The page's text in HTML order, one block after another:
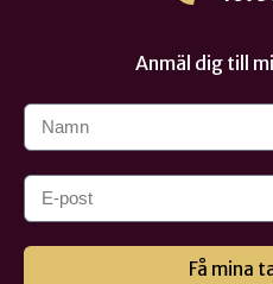
Anmäl dig till
Få mina